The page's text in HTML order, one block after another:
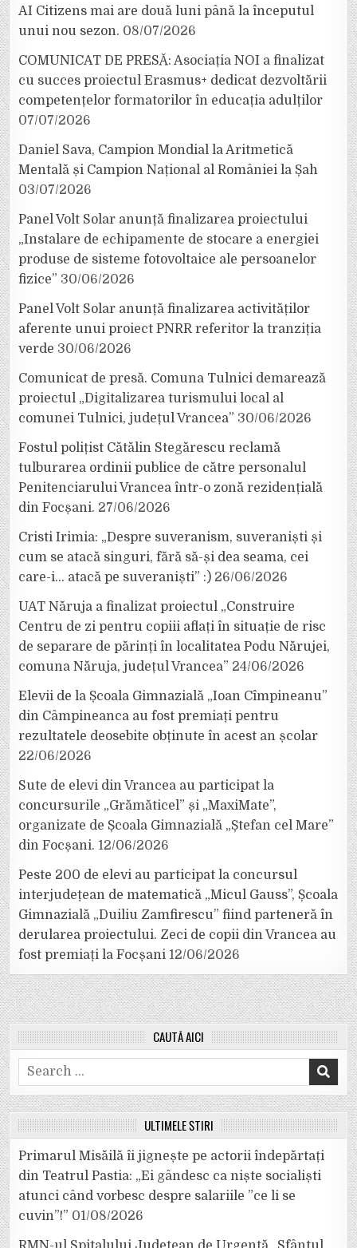
AI Citizens mai are două luni până la începutul
unui nou sezon. 08/07/2026
COMUNICAT DE PRESĂ: Asociația NOI a finalizat
cu succes proiectul Erasmus+ dedicat dezvoltării
competențelor formatorilor în educația adulților
07/07/2026
Daniel Sava, Campion Mondial la Aritmetică
Mentală și Campion Național al României la Șah
03/07/2026
Panel Volt Solar anunță finalizarea proiectului
„Instalare de echipamente de stocare a energiei
produse de sisteme fotovoltaice ale persoanelor
fizice” 30/06/2026
Panel Volt Solar anunță finalizarea activităților
aferente unui proiect PNRR referitor la tranziția
verde 30/06/2026
Comunicat de presă. Comuna Tulnici demarează
proiectul „Digitalizarea turismului local al
comunei Tulnici, județul Vrancea” 30/06/2026
Fostul polițist Cătălin Stegărescu reclamă
tulburarea ordinii publice de către personalul
Penitenciarului Vrancea într-o zonă rezidențială
din Focșani. 27/06/2026
Cristi Irimia: „Despre suveranism, suveraniști și
cum se atacă singuri, fără să-și dea seama, cei
care-i… atacă pe suveraniști” :) 26/06/2026
UAT Năruja a finalizat proiectul „Construire
Centru de zi pentru copiii aflați în situație de risc
de separare de părinți în localitatea Podu Nărujei,
comuna Năruja, județul Vrancea” 24/06/2026
Elevii de la Școala Gimnazială „Ioan Cîmpineanu”
din Câmpineanca au fost premiați pentru
rezultatele deosebite obținute în acest an școlar
22/06/2026
Sute de elevi din Vrancea au participat la
concursurile „Grămăticel” și „MaxiMate”,
organizate de Școala Gimnazială „Ștefan cel Mare”
din Focșani. 12/06/2026
Peste 200 de elevi au participat la concursul
interjudețean de matematică „Micul Gauss”, Școala
Gimnazială „Duiliu Zamfirescu” fiind parteneră în
derularea proiectului. Zeci de copii din Vrancea au
fost premiați la Focșani 12/06/2026
CAUTĂ AICI
Search
for:
ULTIMELE ȘTIRI
Primarul Misăilă îi jignește pe actorii îndepărtați
din Teatrul Pastia: „Ei gândesc ca niște socialiști
atunci când vorbesc despre salariile ”ce li se
cuvin”!” 01/08/2026